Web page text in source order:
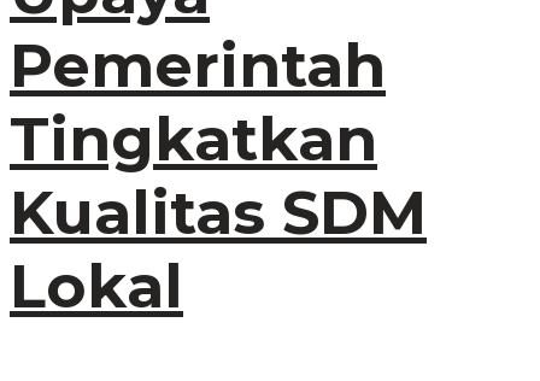
Pemerintah
Tingkatkan
Kualitas SDM
Lokal